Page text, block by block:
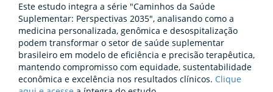
Este estudo integra a série "Caminhos da Saúde
Suplementar: Perspectivas 2035", analisando como a
medicina personalizada, genômica e desospitalização
podem transformar o setor de saúde suplementar
brasileiro em modelo de eficiência e precisão terapêutica,
mantendo compromisso com equidade, sustentabilidade
econômica e excelência nos resultados clínicos. Clique